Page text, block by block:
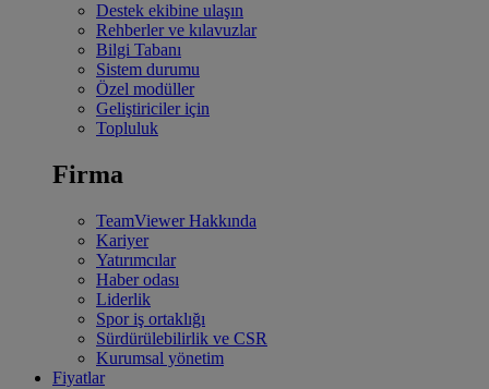
Destek ekibine ulaşın
Rehberler ve kılavuzlar
Bilgi Tabanı
Sistem durumu
Özel modüller
Geliştiriciler için
Topluluk
Firma
TeamViewer Hakkında
Kariyer
Yatırımcılar
Haber odası
Liderlik
Spor iş ortaklığı
Sürdürülebilirlik ve CSR
Kurumsal yönetim
Fiyatlar